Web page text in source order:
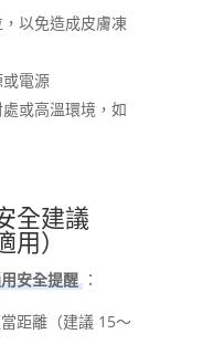
以免造成皮膚凍
電源
或高溫環境，如
全建議
用）
安全提醒 ：
距離（建議 15～